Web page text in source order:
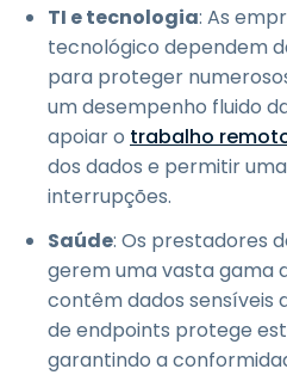
TI e tecnologia: As
tecnológico dependem
para proteger
um desempenho fluido
apoiar o trabalho
dos dados e permitir
interrupções.
Saúde: Os prestadores
gerem uma vasta gama
contêm dados sensíveis
de endpoints protege
garantindo a